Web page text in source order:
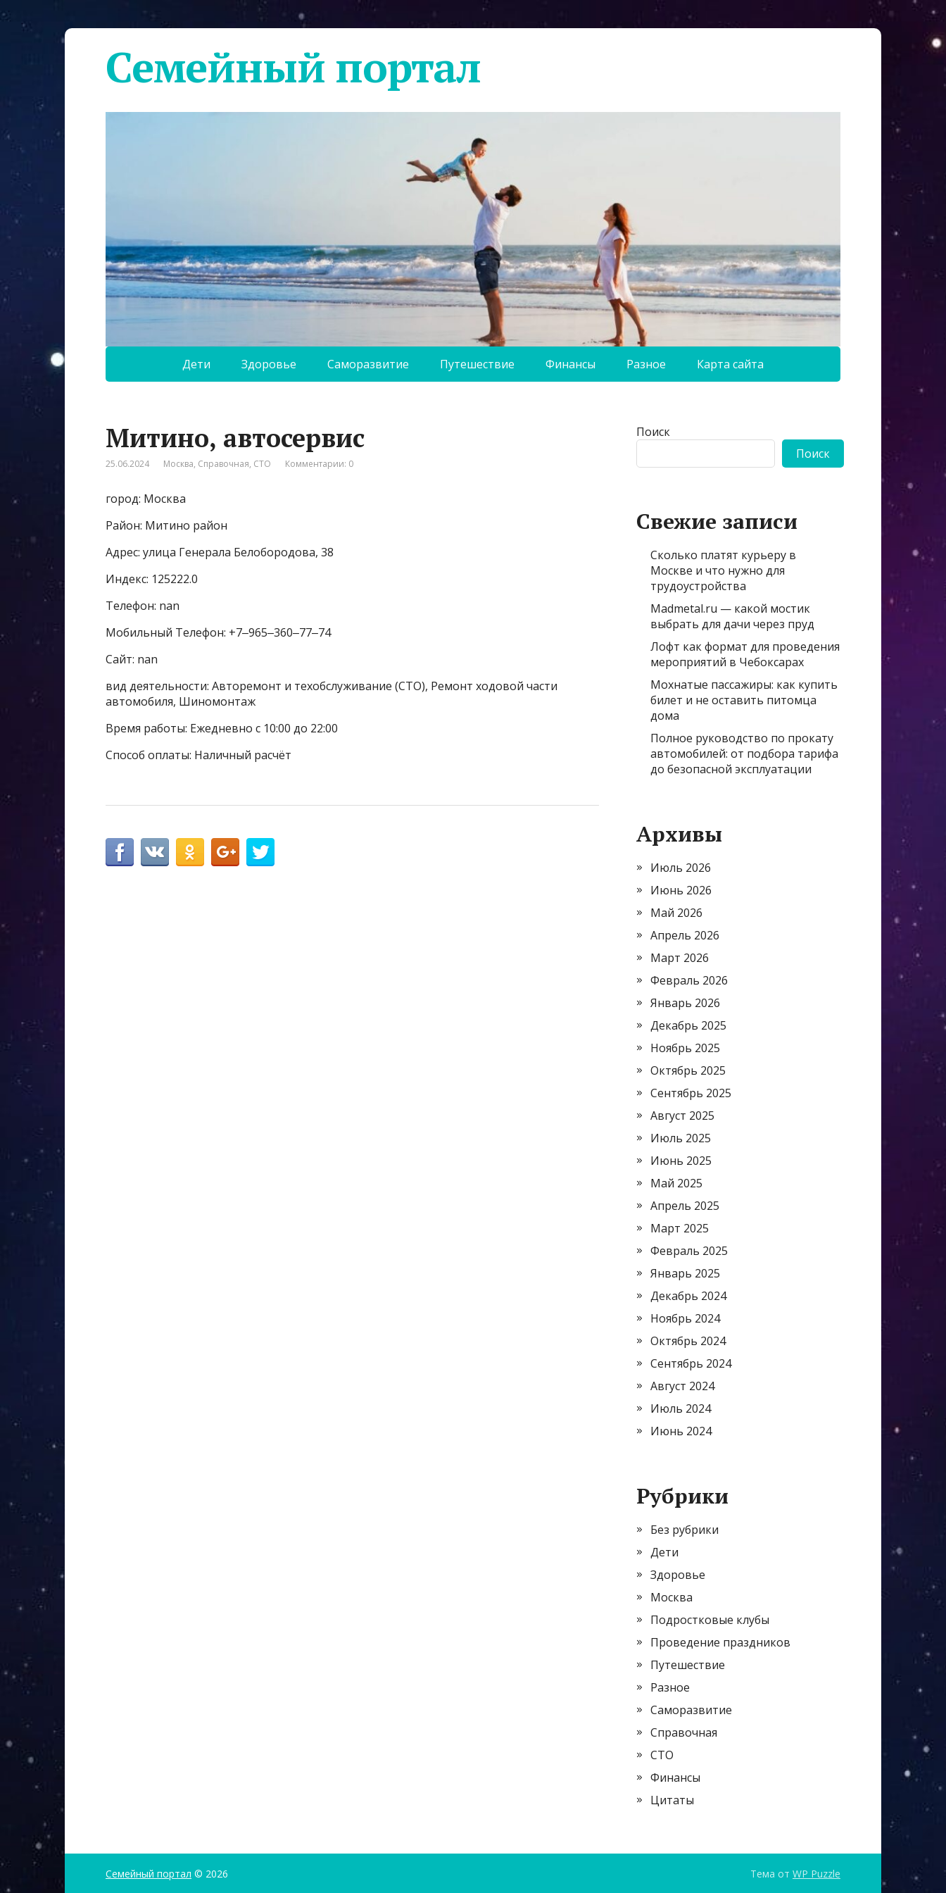
Семейный портал
Дети Здоровье Саморазвитие Путешествие Финансы Разное Карта сайта
Митино, автосервис
25.06.2024 Москва, Справочная, СТО Комментарии: 0
город: Москва
Район: Митино район
Адрес: улица Генерала Белобородова, 38
Индекс: 125222.0
Телефон: nan
Мобильный Телефон: +7‒965‒360‒77‒74
Сайт: nan
вид деятельности: Авторемонт и техобслуживание (СТО), Ремонт ходовой части
автомобиля, Шиномонтаж
Время работы: Ежедневно с 10:00 до 22:00
Способ оплаты: Наличный расчёт
Поиск
Поиск
Свежие записи
Сколько платят курьеру в
Москве и что нужно для
трудоустройства
Madmetal.ru — какой мостик
выбрать для дачи через пруд
Лофт как формат для проведения
мероприятий в Чебоксарах
Мохнатые пассажиры: как купить
билет и не оставить питомца
дома
Полное руководство по прокату
автомобилей: от подбора тарифа
до безопасной эксплуатации
Архивы
Июль 2026
Июнь 2026
Май 2026
Апрель 2026
Март 2026
Февраль 2026
Январь 2026
Декабрь 2025
Ноябрь 2025
Октябрь 2025
Сентябрь 2025
Август 2025
Июль 2025
Июнь 2025
Май 2025
Апрель 2025
Март 2025
Февраль 2025
Январь 2025
Декабрь 2024
Ноябрь 2024
Октябрь 2024
Сентябрь 2024
Август 2024
Июль 2024
Июнь 2024
Рубрики
Без рубрики
Дети
Здоровье
Москва
Подростковые клубы
Проведение праздников
Путешествие
Разное
Саморазвитие
Справочная
СТО
Финансы
Цитаты
Семейный портал © 2026 Тема от WP Puzzle